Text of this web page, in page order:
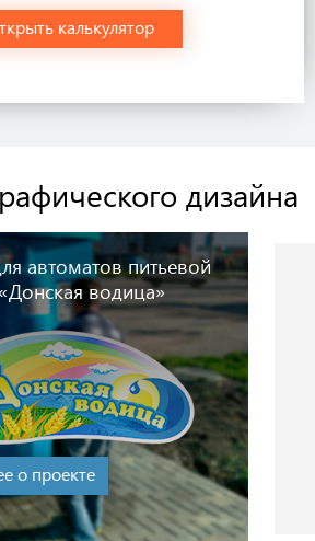
калькулятор
дизайна
автоматов питьевой
водица»
о проекте